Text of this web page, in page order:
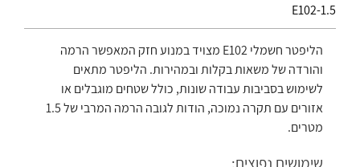
1.5-E102
הליפטר חשמלי E102 מצויד במנוע חזק המאפשר הרמה
והורדה של משאות בקלות ובמהירות. הליפטר מתאים
לשימוש בסביבות עבודה שונות, כולל שטחים מוגבלים או
אזורים עם תקרה נמוכה, הודות לגובה הרמה המרבי של 1.5
מטרים.
שימושים נפוצים: